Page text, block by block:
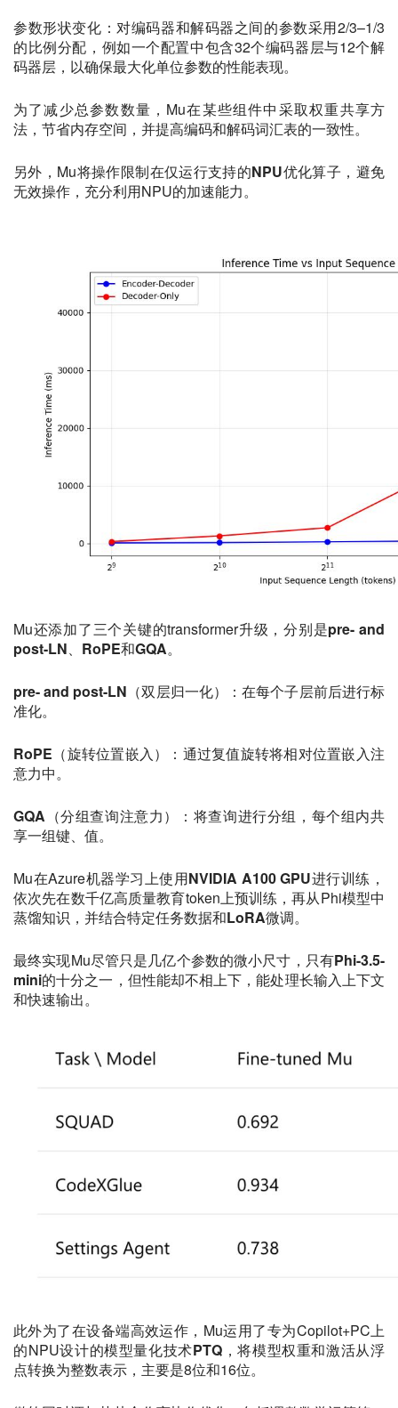
参数形状变化 ：对编码器和解码器之间的参数采用2/3–1/3
的比例分配，例如一个配置中包含32个编码器层与12个解
码器层，以确保最大化单位参数的性能表现。
为了减少总参数数量，Mu在某些组件中采取权重共享方
法，节省内存空间，并提高编码和解码词汇表的一致性。
另外，Mu将操作限制在仅运行支持的NPU优化算子 ，避免
无效操作，充分利用NPU的加速能力。
Mu还添加了三个关键的transformer升级，分别是pre- and
post-LN、 RoPE和GQA。
pre- and post-LN （双层归一化）：在每个子层前后进行标
准化。
RoPE （旋转位置嵌入）：通过复值旋转将相对位置嵌入注
意力中。
GQA （分组查询注意力）：将查询进行分组，每个组内共
享一组键、值。
Mu在Azure机器学习上使用NVIDIA A100 GPU进行训练，
依次先在数千亿高质量教育token上预训练，再从Phi模型中
蒸馏知识，并结合特定任务数据和LoRA微调。
最终实现Mu尽管只是几亿个参数的微小尺寸，只有Phi-3.5-
mini的十分之一，但性能却不相上下，能处理长输入上下文
和快速输出。
此外为了在设备端高效运作，Mu运用了专为Copilot+PC上
的NPU设计的模型量化技术PTQ ，将模型权重和激活从浮
点转换为整数表示，主要是8位和16位。